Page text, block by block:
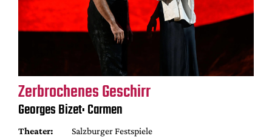
Zerbrochenes Geschirr
Georges Bizet: Carmen
Theater:
Salzburger Festspiele